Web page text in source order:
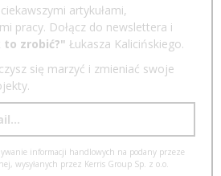
artykułami,
pracy. Dołącz do newslettera i
to zrobić?" Łukasza Kalicińskiego.
się marzyć i zmieniać swoje
informacji handlowych na podany przeze
wysyłanych przez Kerris Group Sp. z o.o.